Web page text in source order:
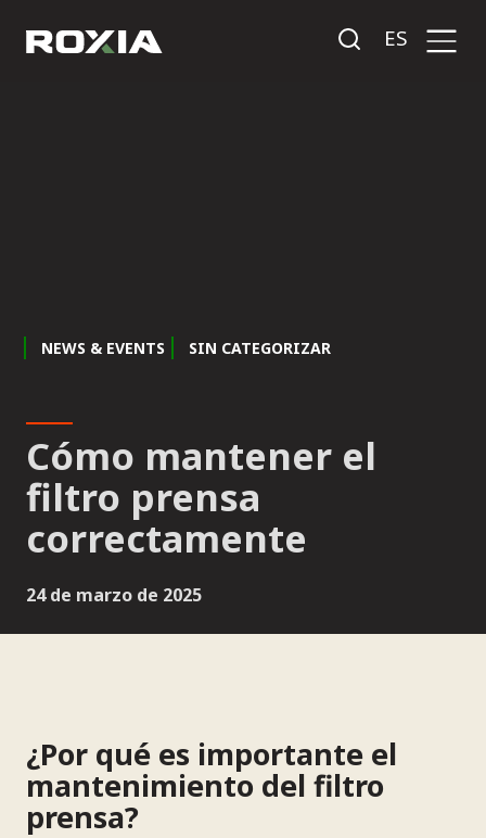
ES
NEWS & EVENTS SIN CATEGORIZAR
Cómo mantener el
filtro prensa
correctamente
24 de marzo de 2025
¿Por qué es importante el
mantenimiento del filtro
prensa?